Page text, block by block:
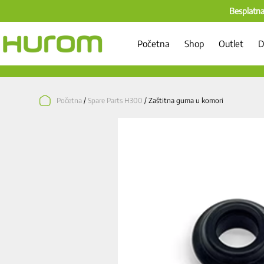
Početna Shop Outlet
Početna /Spare Parts H300 / Zaštitna guma u komori